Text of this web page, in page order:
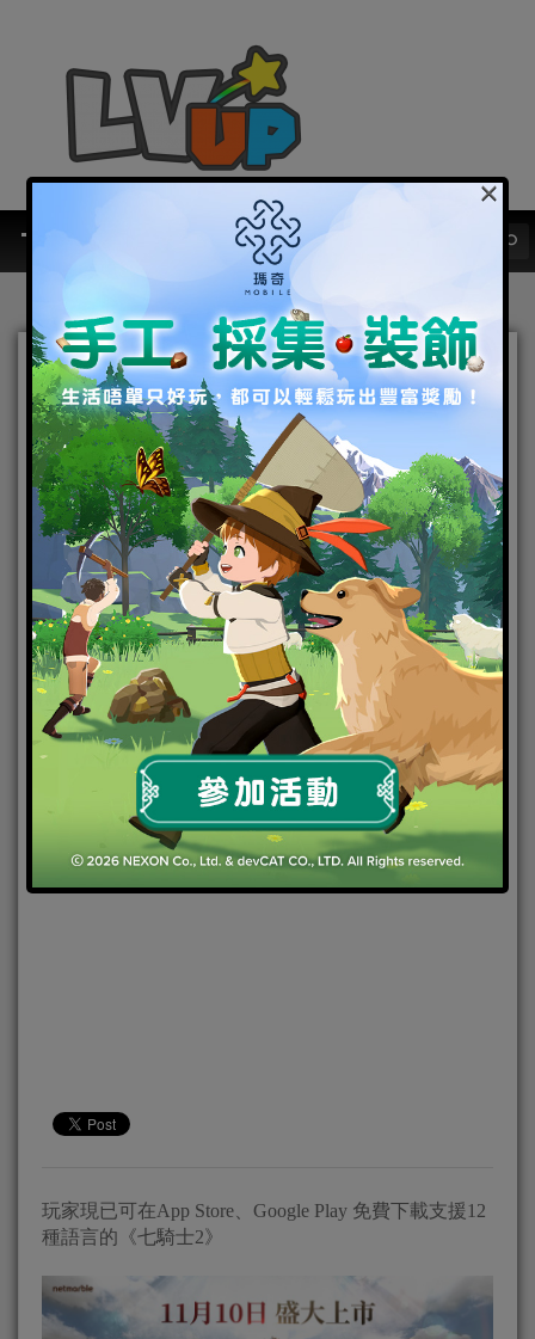
期待已久！《七騎士2》——
網石原創RPG手遊《七騎士
》續作 全球正式上市
2021-11-10|Android,IOS,手機遊戲 焦點新聞
玩家現已可在App Store、Google Play 免費下載支援12
種語言的《七騎士2》
×